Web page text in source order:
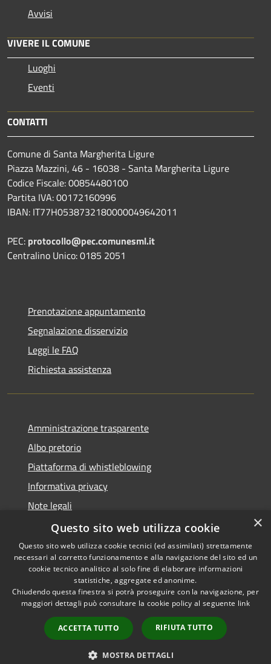
Avvisi
VIVERE IL COMUNE
Luoghi
Eventi
CONTATTI
Comune di Santa Margherita Ligure
Piazza Mazzini, 46 - 16038 - Santa Margherita Ligure
Codice Fiscale: 00854480100
Partita IVA: 00172160996
IBAN: IT77H0538732180000049642011
PEC: protocollo@pec.comunesml.it
Centralino Unico: 0185 2051
Prenotazione appuntamento
Segnalazione disservizio
Leggi le FAQ
Richiesta assistenza
Amministrazione trasparente
Albo pretorio
Piattaforma di whistleblowing
Informativa privacy
Note legali
Dichiarazione di accessibilità
RSS
Accessibilità
Mappa del sito
© 2022 • Comune di Santa
Margherita Ligure •
Powered by
Municipium•
Accesso
Area Riservata
×
Questo sito web utilizza cookie
Questo sito web utilizza cookie tecnici (ed assimilati) strettamente
necessari al corretto funzionamento e alla navigazione del sito ed un
cookie tecnico analitico al solo fine di elaborare informazioni
statistiche, aggregate ed anonime.
Chiudendo questa finestra si potrà proseguire con la navigazione, per
maggiori dettagli può consultare la cookie policy al seguente link
ACCETTA TUTTO RIFIUTA TUTTO
MOSTRA DETTAGLI